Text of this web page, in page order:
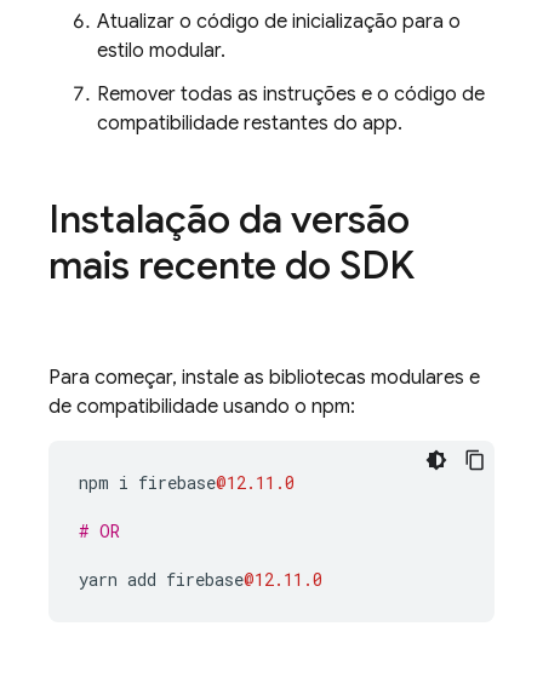
Atualizar o código de inicialização para o
estilo modular.
Remover todas as instruções e o código de
compatibilidade restantes do app.
Instalação da versão
mais recente do SDK
Para começar, instale as bibliotecas modulares e
de compatibilidade usando o npm:
npm i firebase@12.11.0
# OR
yarn add firebase@12.11.0